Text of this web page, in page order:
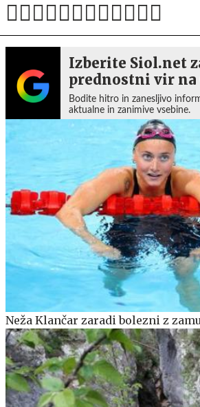
Izberite Siol.net
prednostni vir na
Bodite hitro in zanesljivo
aktualne in zanimive vsebine.
Neža Klančar zaradi bolezni z